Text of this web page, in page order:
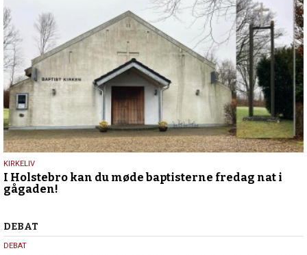
15.
marts
2026
KIRKELIV
I Holstebro kan du møde baptisterne fredag nat i
gågaden!
Debat
DEBAT
5.
DEBAT